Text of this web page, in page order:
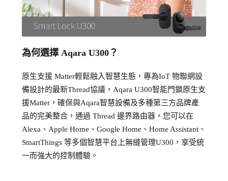
為何選擇 Aqara U300？
原生支援 Matter輕鬆融入智慧生態，專為IoT 物聯網設
備設計的最新Thread協議，Aqara U300智能門鎖原生支
援Matter，確保與Aqara智慧設備及多種第三方品牌產
品的完美整合，通過 Thread 邊界路由器，您可以在
Alexa、Apple Home、Google Home、Home Assistant、
SmartThings 等多個智慧平台上無縫管理U300，享受統
一而強大的控制體驗。